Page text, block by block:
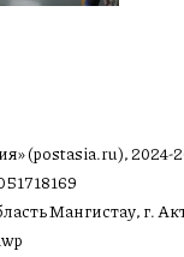
(postasia.ru), 2024-
Мангистау, г.